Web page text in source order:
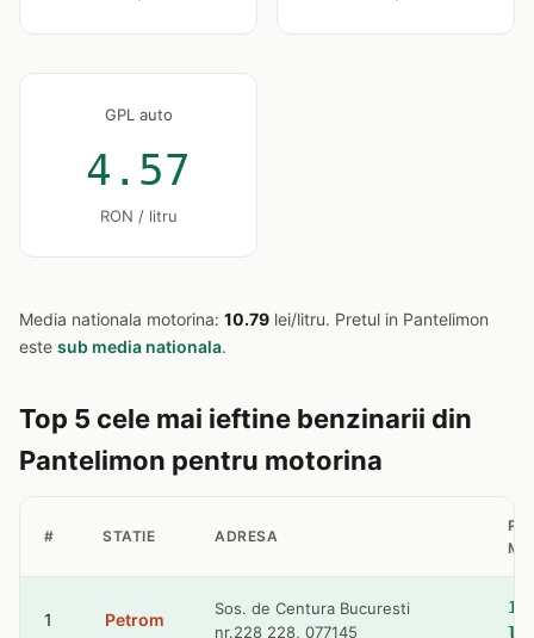
GPL auto
4.57
RON / litru
Media nationala motorina: 10.79 lei/litru. Pretul in Pantelimon
este sub media nationala.
Top 5 cele mai ieftine benzinarii din
Pantelimon pentru motorina
# STATIE ADRESA
1 Petrom
Sos. de Centura Bucuresti
nr.228 228, 077145